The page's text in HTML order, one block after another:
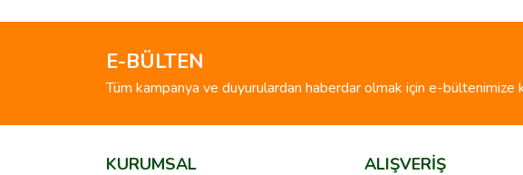
Ürün resmi kalitesiz, bozuk veya görüntülenemiyor.
Bu ürüne benzer farklı alternatifler olmalı.
E-BÜLTEN
Tüm kampanya ve duyurulardan haberdar olmak için e-bültenimize
KURUMSAL ALIŞVERİŞ